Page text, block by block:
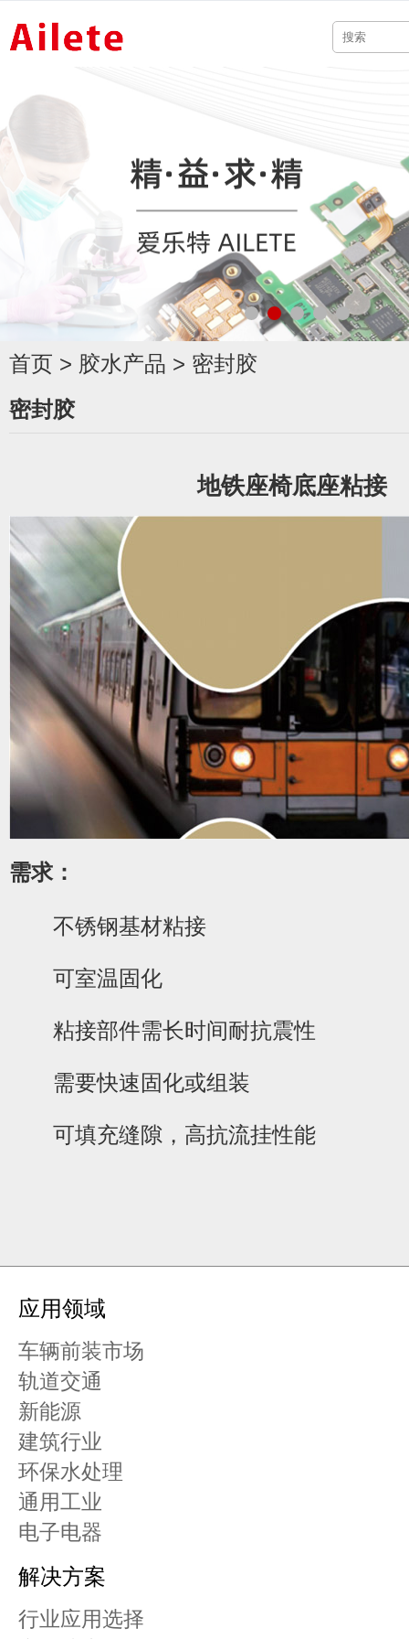
首页 > 胶水产品 > 密封胶
密封胶
地铁座椅底座粘接
需求：
不锈钢基材粘接
可室温固化
粘接部件需长时间耐抗震性
需要快速固化或组装
可填充缝隙，高抗流挂性能
应用领域
车辆前装市场
轨道交通
新能源
建筑行业
环保水处理
通用工业
电子电器
解决方案
行业应用选择